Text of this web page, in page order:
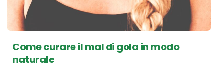
Come curare il mal di gola in modo
naturale